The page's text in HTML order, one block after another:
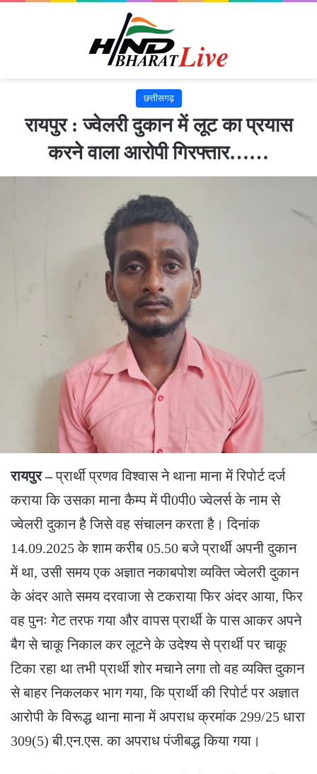
छत्तीसगढ़
रायपुर : ज्वेलरी दुकान में लूट का प्रयास
करने वाला आरोपी गिरफ्तार……
रायपुर –प्रार्थी प्रणव विश्वास ने थाना माना में रिपोर्ट दर्ज
कराया कि उसका माना कैम्प में पी0पी0 ज्वेलर्स के नाम से
ज्वेलरी दुकान है जिसे वह संचालन करता है। दिनांक
14.09.2025 के शाम करीब 05.50 बजे प्रार्थी अपनी दुकान
में था, उसी समय एक अज्ञात नकाबपोश व्यक्ति ज्वेलरी दुकान
के अंदर आते समय दरवाजा से टकराया फिर अंदर आया, फिर
वह पुनः गेट तरफ गया और वापस प्रार्थी के पास आकर अपने
बैग से चाकू निकाल कर लूटने के उदेश्य से प्रार्थी पर चाकू
टिका रहा था तभी प्रार्थी शोर मचाने लगा तो वह व्यक्ति दुकान
से बाहर निकलकर भाग गया, कि प्रार्थी की रिपोर्ट पर अज्ञात
आरोपी के विरूद्ध थाना माना में अपराध क्रमांक 299/25 धारा
309(5) बी.एन.एस. का अपराध पंजीबद्ध किया गया।